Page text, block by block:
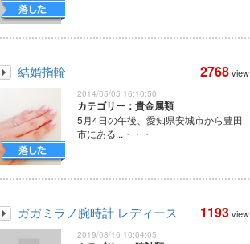
結婚指輪 2768view
2014/05/05 16:10:50
カテゴリー：貴金属類
5月4日の午後、愛知県安城市から豊田
市にある... ・・・
ガガミラノ腕時計 レディース 1193view
2019/08/16 10:04:05